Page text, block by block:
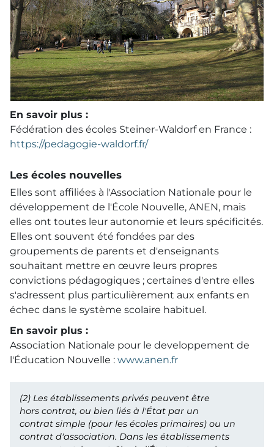
En savoir plus :
Fédération des écoles Steiner-Waldorf en France :
https://pedagogie-waldorf.fr/
Les écoles nouvelles
Elles sont affiliées à l'Association Nationale pour le
développement de l'École Nouvelle, ANEN, mais
elles ont toutes leur autonomie et leurs spécificités.
Elles ont souvent été fondées par des
groupements de parents et d'enseignants
souhaitant mettre en œuvre leurs propres
convictions pédagogiques ; certaines d'entre elles
s'adressent plus particulièrement aux enfants en
échec dans le système scolaire habituel.
En savoir plus :
Association Nationale pour le developpement de
l'Éducation Nouvelle : www.anen.fr
(2) Les établissements privés peuvent être
hors contrat, ou bien liés à l'État par un
contrat simple (pour les écoles primaires) ou un
contrat d'association. Dans les établissements